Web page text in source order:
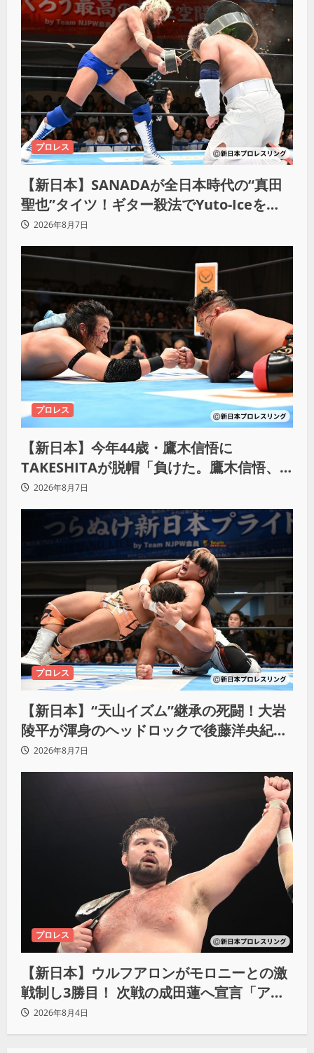
プロレス
【新日本】SANADAが全日本時代の“真田
聖也”タイツ！ギター殺法でYuto-Iceを
KO「俺と闘う時は考えろ。感じるな」
2026年8月7日
プロレス
【新日本】今年44歳・鷹木信悟に
TAKESHITAが脱帽「負けた。鷹木信悟、
強いわ！」
2026年8月7日
プロレス
【新日本】“天山イズム”継承の死闘！大岩
陵平が渾身のヘッドロックで後藤洋央紀か
らタップ奪取 執念の「リベンジ＆4勝目」
2026年8月7日
プロレス
【新日本】ウルフアロンがモロニーとの激
戦制し3勝目！ 次戦の成田蓮へ宣言「アイ
ツの王道を俺の王道でぶち壊す」
2026年8月4日